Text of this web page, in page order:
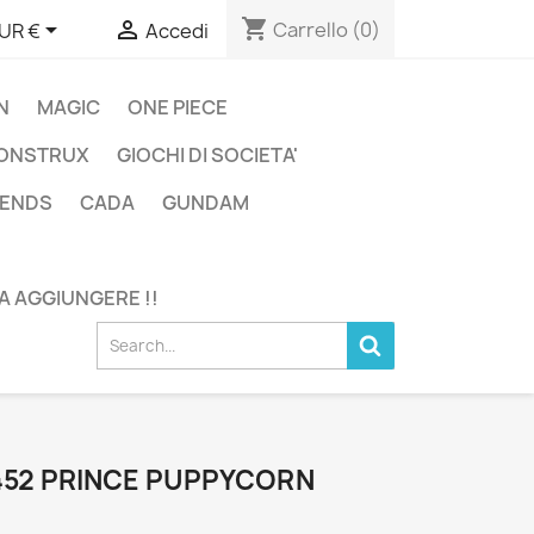
€  Accedi shopping_cart Carrello (0)
MAGIC
ONE PIECE
GIOCHI DI SOCIETA'
CADA
GUNDAM
AGGIUNGERE !!
PRINCE PUPPYCORN